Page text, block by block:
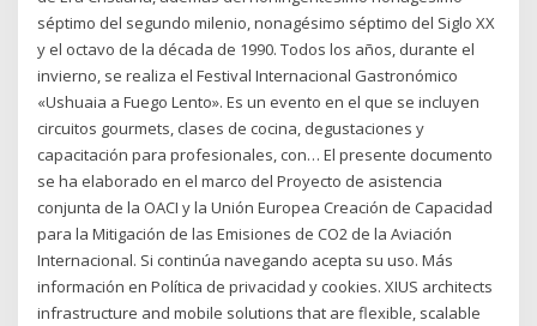
séptimo del segundo milenio, nonagésimo séptimo del Siglo XX
y el octavo de la década de 1990. Todos los años, durante el
invierno, se realiza el Festival Internacional Gastronómico
«Ushuaia a Fuego Lento». Es un evento en el que se incluyen
circuitos gourmets, clases de cocina, degustaciones y
capacitación para profesionales, con… El presente documento
se ha elaborado en el marco del Proyecto de asistencia
conjunta de la OACI y la Unión Europea Creación de Capacidad
para la Mitigación de las Emisiones de CO2 de la Aviación
Internacional. Si continúa navegando acepta su uso. Más
información en Política de privacidad y cookies. XIUS architects
infrastructure and mobile solutions that are flexible, scalable